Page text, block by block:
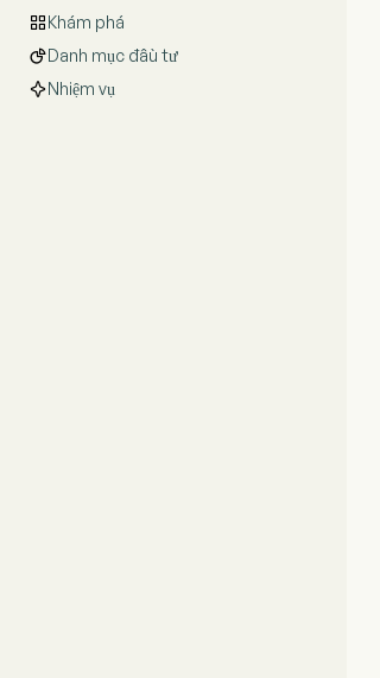
Khám phá
Danh mục đầu tư
Nhiệm vụ